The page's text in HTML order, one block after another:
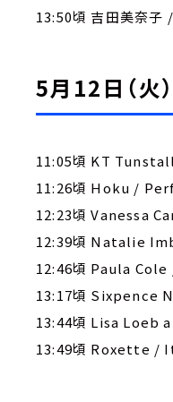
13:50頃 吉田美奈
5月12日（火）
11:05頃 KT
11:26頃 Hoku /
12:23頃 Vanessa
12:39頃 Natalie
12:46頃 Paula
13:17頃 Sixpence
13:44頃 Lisa Loeb
13:49頃 Roxette /